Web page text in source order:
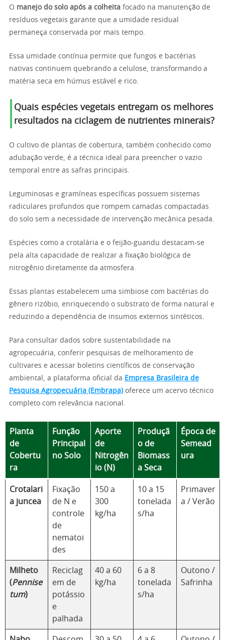
O manejo do solo após a colheita focado na manutenção de
resíduos vegetais garante que a umidade residual
permaneça conservada por mais tempo.
Essa umidade contínua permite que fungos e bactérias
nativas continuem quebrando a celulose, transformando a
matéria seca em húmus estável e rico.
Quais espécies vegetais entregam os melhores
resultados na ciclagem de nutrientes minerais?
O cultivo de plantas de cobertura, também conhecido como
adubação verde, é a técnica ideal para preencher o vazio
temporal entre as safras principais.
Leguminosas e gramíneas específicas possuem sistemas
radiculares profundos que rompem camadas compactadas
do solo sem a necessidade de intervenção mecânica pesada.
Espécies como a crotalária e o feijão-guandu destacam-se
pela alta capacidade de realizar a fixação biológica de
nitrogênio diretamente da atmosfera.
Essas plantas estabelecem uma simbiose com bactérias do
gênero rizóbio, enriquecendo o substrato de forma natural e
reduzindo a dependência de insumos externos sintéticos.
Para consultar dados sobre sustentabilidade na
agropecuária, conferir pesquisas de melhoramento de
cultivares e acessar boletins científicos de conservação
ambiental, a plataforma oficial da Empresa Brasileira de
Pesquisa Agropecuária (Embrapa) oferece um acervo técnico
completo com relevância nacional.
Planta
de
Cobertu
ra
Função
Principal
no Solo
Aporte
de
Nitrogên
io (N)
Produçã
o de
Biomass
a Seca
Época de
Semead
ura
Crotalari
a juncea
Fixação
de N e
controle
de
nematoi
des
150 a
300
kg/ha
10 a 15
tonelada
s/ha
Primaver
a / Verão
Milheto
(Pennise
tum)
Reciclag
em de
potássio
e
palhada
40 a 60
kg/ha
6 a 8
tonelada
s/ha
Outono /
Safrinha